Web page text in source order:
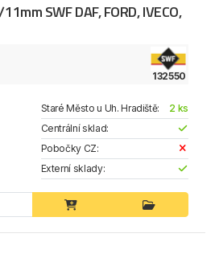
SWF DAF, FORD, IVECO,
132550
Staré Město u Uh. Hradiště:
2 ks
Centrální sklad:
Pobočky CZ:
Externí sklady: